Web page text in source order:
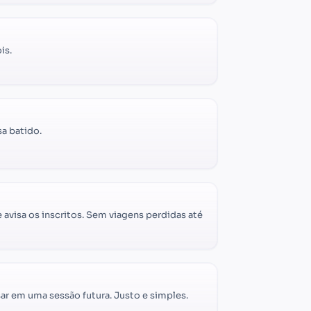
batido.
os inscritos. Sem viagens perdidas até
em uma sessão futura. Justo e simples.